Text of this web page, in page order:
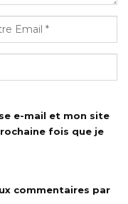
e-mail et mon site
fois que je
commentaires par